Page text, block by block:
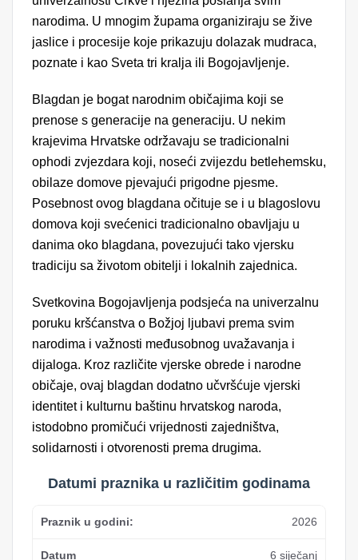
narodima. U mnogim župama organiziraju se žive
jaslice i procesije koje prikazuju dolazak mudraca,
poznate i kao Sveta tri kralja ili Bogojavljenje.
Blagdan je bogat narodnim običajima koji se
prenose s generacije na generaciju. U nekim
krajevima Hrvatske održavaju se tradicionalni
ophodi zvjezdara koji, noseći zvijezdu betlehemsku,
obilaze domove pjevajući prigodne pjesme.
Posebnost ovog blagdana očituje se i u blagoslovu
domova koji svećenici tradicionalno obavljaju u
danima oko blagdana, povezujući tako vjersku
tradiciju sa životom obitelji i lokalnih zajednica.
Svetkovina Bogojavljenja podsjeća na univerzalnu
poruku kršćanstva o Božjoj ljubavi prema svim
narodima i važnosti međusobnog uvažavanja i
dijaloga. Kroz različite vjerske obrede i narodne
običaje, ovaj blagdan dodatno učvršćuje vjerski
identitet i kulturnu baštinu hrvatskog naroda,
istodobno promičući vrijednosti zajedništva,
solidarnosti i otvorenosti prema drugima.
Datumi praznika u različitim godinama
2026
6 siječanj